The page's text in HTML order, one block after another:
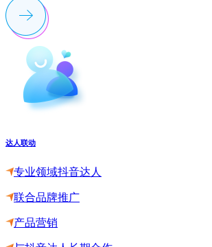
达人联动
专业领域抖音达人
联合品牌推广
产品营销